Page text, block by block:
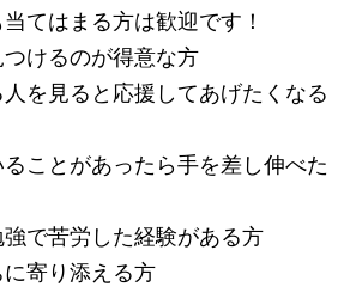
てはまる方は歓迎です！
つけるのが得意な方
人を見ると応援してあげたくなる
ることがあったら手を差し伸べた
強で苦労した経験がある方
に寄り添える方